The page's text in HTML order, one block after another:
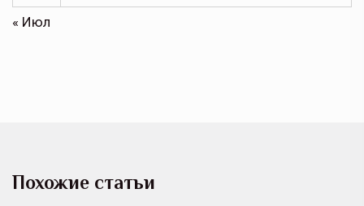
« Июл
Похожие статьи